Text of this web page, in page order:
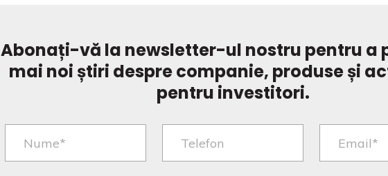
Abonați-vă la newsletter-ul nostru pentru a
mai noi știri despre companie, produse și
pentru investitori.